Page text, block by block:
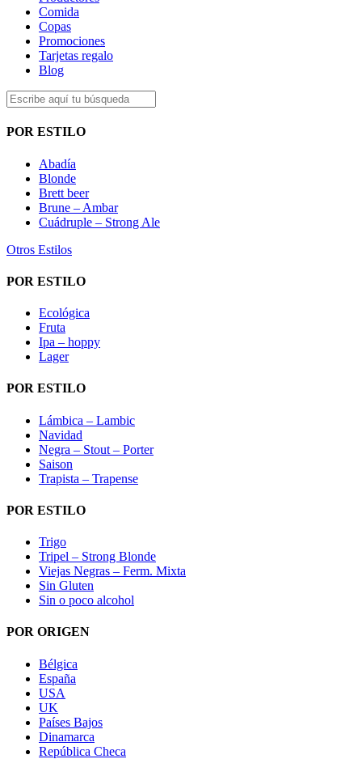
Comida
Copas
Promociones
Tarjetas regalo
Blog
POR ESTILO
Abadía
Blonde
Brett beer
Brune – Ambar
Cuádruple – Strong Ale
Otros Estilos
POR ESTILO
Ecológica
Fruta
Ipa – hoppy
Lager
POR ESTILO
Lámbica – Lambic
Navidad
Negra – Stout – Porter
Saison
Trapista – Trapense
POR ESTILO
Trigo
Tripel – Strong Blonde
Viejas Negras – Ferm. Mixta
Sin Gluten
Sin o poco alcohol
POR ORIGEN
Bélgica
España
USA
UK
Países Bajos
Dinamarca
República Checa